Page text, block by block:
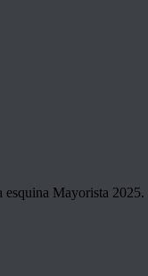
esquina Mayorista 2025.